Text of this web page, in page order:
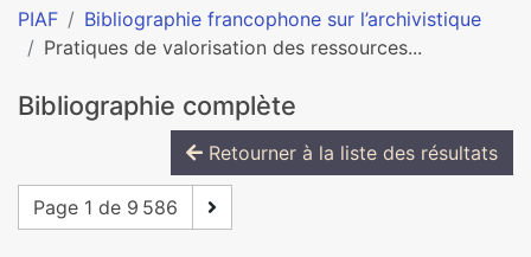
PIAF
Bibliographie francophone sur l’archivistique
Pratiques de valorisation des ressources...
Bibliographie complète
Retourner à la liste des résultats
Page 1 de 9 586